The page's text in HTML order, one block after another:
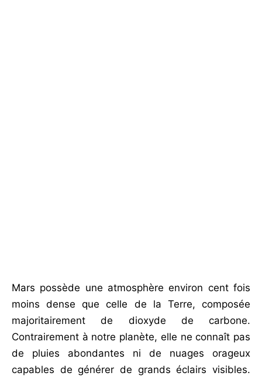
Mars possède une atmosphère environ cent fois
moins dense que celle de la Terre, composée
majoritairement de dioxyde de carbone.
Contrairement à notre planète, elle ne connaît pas
de pluies abondantes ni de nuages orageux
capables de générer de grands éclairs visibles.